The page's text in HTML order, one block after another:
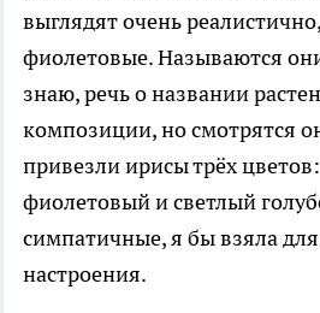
выглядят очень
фиолетовые. Называются
знаю, речь о названии
композиции, но смотрятся
привезли ирисы трёх
фиолетовый и светлый
симпатичные, я бы взяла
настроения.